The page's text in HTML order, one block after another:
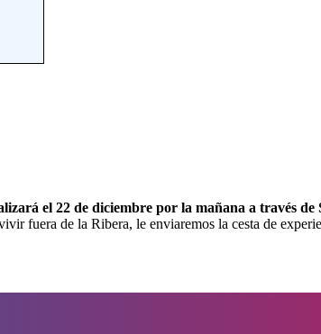
el 22 de diciembre por la mañana a través de
fuera de la Ribera, le enviaremos la cesta de